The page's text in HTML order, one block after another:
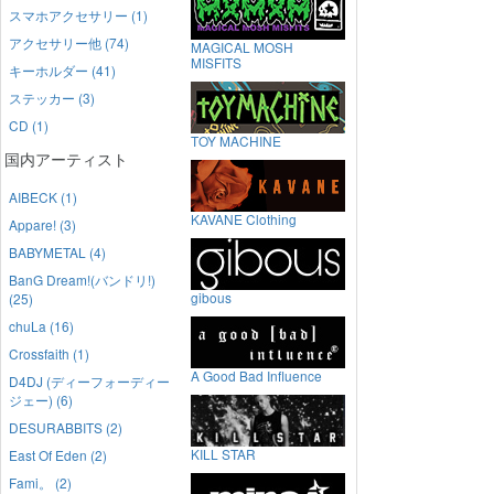
スマホアクセサリー (1)
アクセサリー他 (74)
キーホルダー (41)
ステッカー (3)
CD (1)
国内アーティスト
AIBECK (1)
Appare! (3)
BABYMETAL (4)
BanG Dream!(バンドリ!)
(25)
chuLa (16)
Crossfaith (1)
D4DJ (ディーフォーディー
ジェー) (6)
DESURABBITS (2)
East Of Eden (2)
Fami。 (2)
MAGICAL MOSH
MISFITS
TOY MACHINE
KAVANE Clothing
gibous
A Good Bad Influence
KILL STAR